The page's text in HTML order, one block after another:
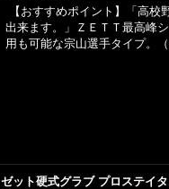
【おすすめポイント】「高校
出来ます。」ＺＥＴＴ最高峰
用も可能な宗山選手タイプ。
ゼット硬式グラブ プロステイ